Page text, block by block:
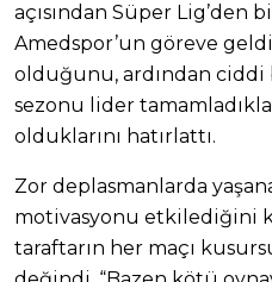
açısından Süper Lig’den
Amedspor’un göreve
olduğunu, ardından ciddi
sezonu lider
olduklarını hatırlattı.
Zor deplasmanlarda
motivasyonu etkilediğini
taraftarın her maçı